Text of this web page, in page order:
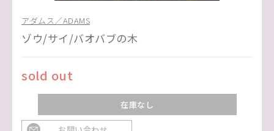
アダムス／ADAMS
ゾウ/サイ/バオバブの木
sold out
在庫なし